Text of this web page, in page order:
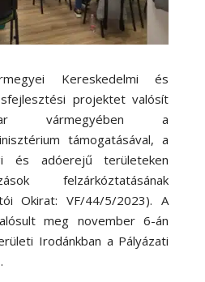
Kereskedelmi és
projektet valósít
vármegyében a
támogatásával, a
és adóerejű területeken
felzárkóztatásának
Okirat: VF/44/5/2023). A
meg november 6-án
Irodánkban a Pályázati